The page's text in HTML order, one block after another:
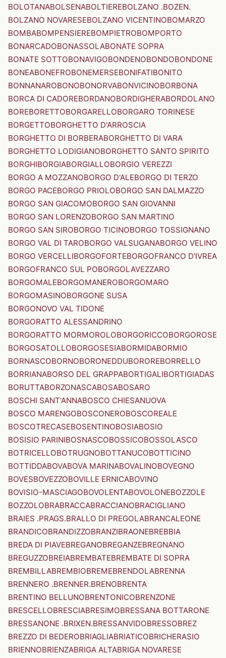
BOLOTANABOLSENABOLTIEREBOLZANO .BOZEN.
BOLZANO NOVARESEBOLZANO VICENTINOBOMARZO
BOMBABOMPENSIEREBOMPIETROBOMPORTO
BONARCADOBONASSOLABONATE SOPRA
BONATE SOTTOBONAVIGOBONDENOBONDOBONDONE
BONEABONEFROBONEMERSEBONIFATIBONITO
BONNANAROBONOBONORVABONVICINOBORBONA
BORCA DI CADOREBORDANOBORDIGHERABORDOLANO
BOREBORETTOBORGARELLOBORGARO TORINESE
BORGETTOBORGHETTO D'ARROSCIA
BORGHETTO DI BORBERABORGHETTO DI VARA
BORGHETTO LODIGIANOBORGHETTO SANTO SPIRITO
BORGHIBORGIABORGIALLOBORGIO VEREZZI
BORGO A MOZZANOBORGO D'ALEBORGO DI TERZO
BORGO PACEBORGO PRIOLOBORGO SAN DALMAZZO
BORGO SAN GIACOMOBORGO SAN GIOVANNI
BORGO SAN LORENZOBORGO SAN MARTINO
BORGO SAN SIROBORGO TICINOBORGO TOSSIGNANO
BORGO VAL DI TAROBORGO VALSUGANABORGO VELINO
BORGO VERCELLIBORGOFORTEBORGOFRANCO D'IVREA
BORGOFRANCO SUL POBORGOLAVEZZARO
BORGOMALEBORGOMANEROBORGOMARO
BORGOMASINOBORGONE SUSA
BORGONOVO VAL TIDONE
BORGORATTO ALESSANDRINO
BORGORATTO MORMOROLOBORGORICCOBORGOROSE
BORGOSATOLLOBORGOSESIABORMIDABORMIO
BORNASCOBORNOBORONEDDUBOROREBORRELLO
BORRIANABORSO DEL GRAPPABORTIGALIBORTIGIADAS
BORUTTABORZONASCABOSABOSARO
BOSCHI SANT'ANNABOSCO CHIESANUOVA
BOSCO MARENGOBOSCONEROBOSCOREALE
BOSCOTRECASEBOSENTINOBOSIABOSIO
BOSISIO PARINIBOSNASCOBOSSICOBOSSOLASCO
BOTRICELLOBOTRUGNOBOTTANUCOBOTTICINO
BOTTIDDABOVABOVA MARINABOVALINOBOVEGNO
BOVESBOVEZZOBOVILLE ERNICABOVINO
BOVISIO-MASCIAGOBOVOLENTABOVOLONEBOZZOLE
BOZZOLOBRABRACCABRACCIANOBRACIGLIANO
BRAIES .PRAGS.BRALLO DI PREGOLABRANCALEONE
BRANDICOBRANDIZZOBRANZIBRAONEBREBBIA
BREDA DI PIAVEBREGANOBREGANZEBREGNANO
BREGUZZOBREIABREMBATEBREMBATE DI SOPRA
BREMBILLABREMBIOBREMEBRENDOLABRENNA
BRENNERO .BRENNER.BRENOBRENTA
BRENTINO BELLUNOBRENTONICOBRENZONE
BRESCELLOBRESCIABRESIMOBRESSANA BOTTARONE
BRESSANONE .BRIXEN.BRESSANVIDOBRESSOBREZ
BREZZO DI BEDEROBRIAGLIABRIATICOBRICHERASIO
BRIENNOBRIENZABRIGA ALTABRIGA NOVARESE